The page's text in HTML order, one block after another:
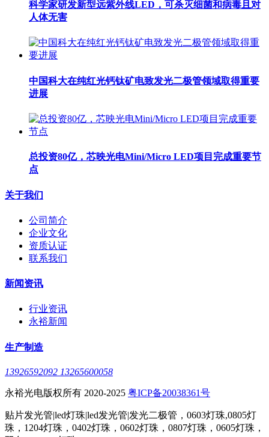
科学家研发新型远紫外线LED，可杀灭细菌和病毒且对
人体无害
中国科大在纯红光钙钛矿电致发光二极管领域取得重要
进展
总投资80亿，芯映光电Mini/Micro LED项目完成重要节
点
关于我们
公司简介
企业文化
资质认证
联系我们
新闻资讯
行业资讯
永裕新闻
生产制造
13926592092 13265600058
永裕光电版权所有 2020-2025 粤ICP备20038361号
贴片发光管|led灯珠|led发光管|发光二极管，0603灯珠,0805灯
珠，1204灯珠，0402灯珠，0602灯珠，0807灯珠，0605灯珠，